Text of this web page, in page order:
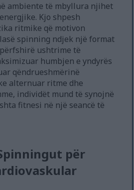
ambiente të mbyllura njihet
Kjo shpesh
ritmike që motivon
spinning ndjek një format
ushtrime të
humbjen e yndyrës
qëndrueshmërinë
alternuar ritme dhe
individët mund të synojnë
fitnesi në një seancë të
për